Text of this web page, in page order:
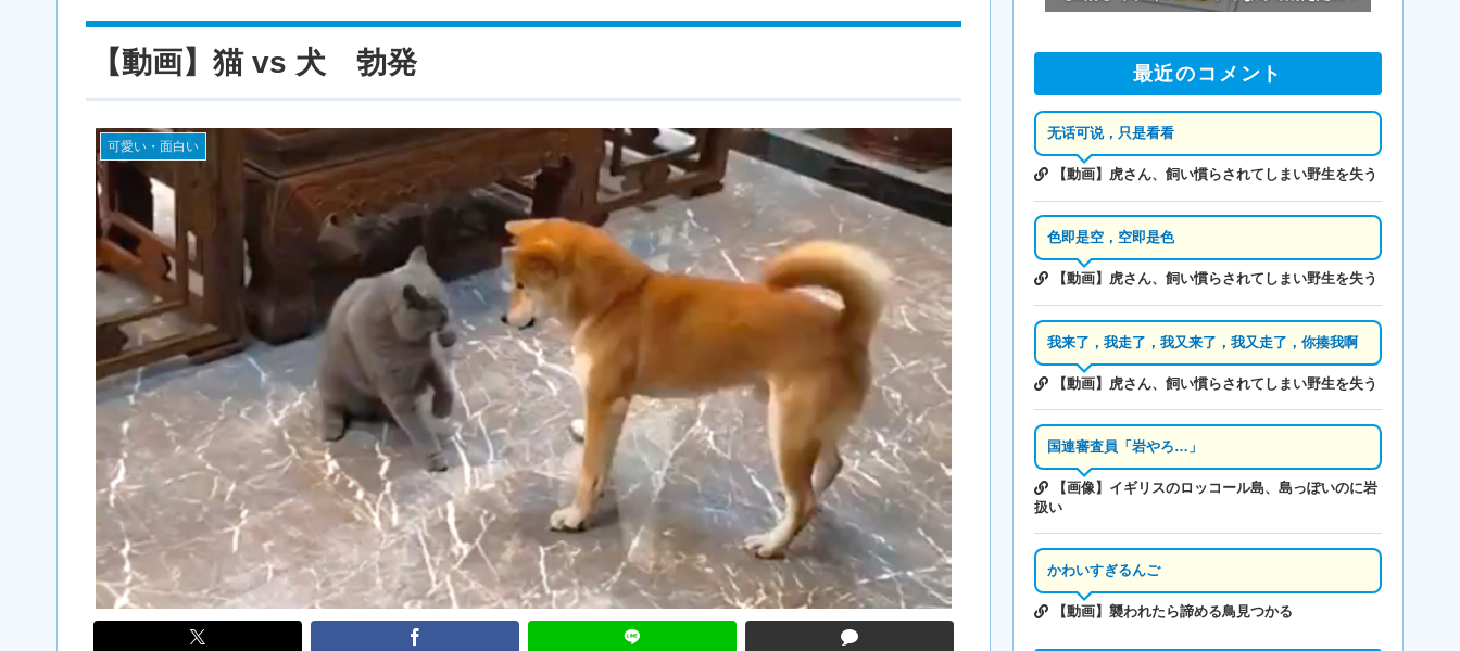
「ベトナム人は何もしてない」拡散民、弁護士に完全
まんがタイムきらら2026年9月号が発売、「好都
ジャンポケ斉藤「同意があったんです。本当です。信
コルトン・ハータのF1参戦の可能性が消滅したらし
羽田ニアミス搭乗の中国人「補償も見舞いもない」中
【悲報】菊地亜美さん、マレーシアに移住ｗｗｗｗｗ
【動画】自動ドアの仕組みを理解した富山のツバメが
賃上げしない企業 過去最多ペースで倒産へ
球場裏で始まった乱闘ごっこ、グラブと帽子を投げ捨
仮面ライダーで性に目覚めたことを話す。
【悲報】日本、高市円安ホクホクなのに上半期の輸出
【悲報】 上沼恵美子さん「簡単にそうめん作れ言う
【動画】野菜売りのおじさんにドローンを特攻させる
インド人「新規オープンした空港の花壇に綺麗な花が
【保守層ばかりを忖度】高市首相 内閣支持率減少、
横浜F・マリノスMF三井寺眞が16歳で開幕スタメ
【動画】猫 vs 犬 勃発
可愛い・面白い
最近のコメント
无话可说，只是看看
【動画】虎さん、飼い慣らされてしまい野生を失う
色即是空，空即是色
【動画】虎さん、飼い慣らされてしまい野生を失う
我来了，我走了，我又来了，我又走了，你揍我啊
【動画】虎さん、飼い慣らされてしまい野生を失う
国連審査員「岩やろ…」
【画像】イギリスのロッコール島、島っぽいのに岩
扱い
かわいすぎるんご
【動画】襲われたら諦める鳥見つかる